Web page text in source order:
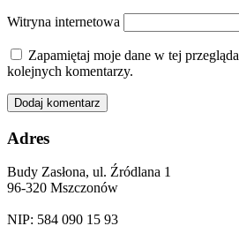
Witryna internetowa
Zapamiętaj moje dane w tej
kolejnych komentarzy.
Adres
Budy Zasłona, ul. Źródlana 1
96-320 Mszczonów
NIP: 584 090 15 93